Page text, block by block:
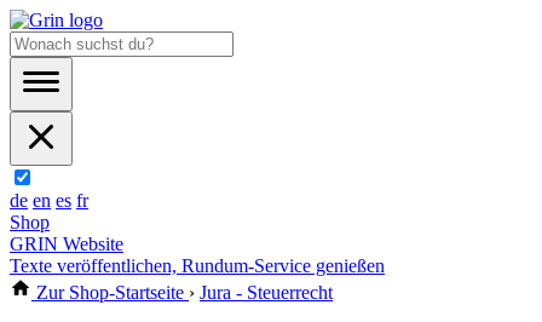
de en es fr
Shop
GRIN Website
Texte veröffentlichen, Rundum-Service genießen
Zur Shop-Startseite › Jura - Steuerrecht